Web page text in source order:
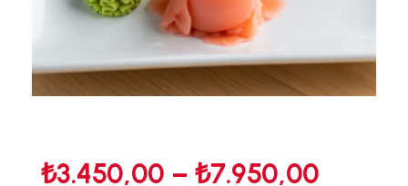
₺3.450,00 – ₺7.950,00